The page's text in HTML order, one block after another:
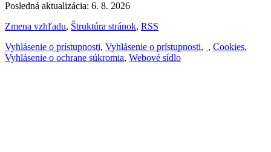
Posledná aktualizácia: 6. 8. 2026
Zmena vzhľadu, Štruktúra stránok, RSS
Vyhlásenie o prístupnosti, Vyhlásenie o prístupnosti, , Cookies,
Vyhlásenie o ochrane súkromia, Webové sídlo